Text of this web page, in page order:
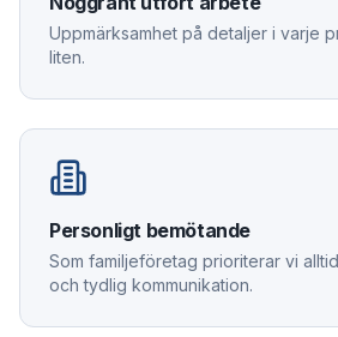
Uppmärksamhet på detaljer i varje
liten.
Personligt bemötande
Som familjeföretag prioriterar vi
och tydlig kommunikation.